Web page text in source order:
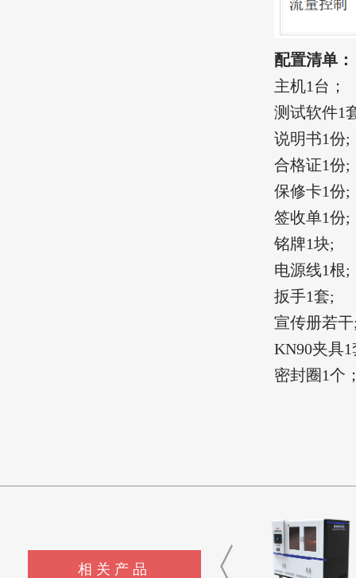
配置清单：
主机1台；
测试软件1
说明书1份;
合格证1份;
保修卡1份;
签收单1份;
铭牌1块;
电源线1根;
扳手1套;
宣传册若
KN90夹具
密封圈1个
相关产品